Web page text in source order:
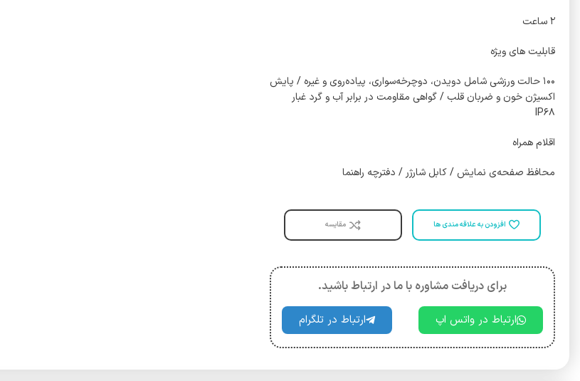
۲ ساعت
قابلیت های ویژه
۱۰۰ حالت ورزشی شامل دویدن، دوچرخه‌سواری، پیاده‌روی و غیره / پایش
اکسیژن خون و ضربان قلب / گواهی مقاومت در برابر آب و گرد غبار
IP۶۸
اقلام همراه
محافظ صفحه‌ی نمایش / کابل شارژر / دفترچه راهنما
افزودن به علاقه مندی ها مقایسه
برای دریافت مشاوره با ما در ارتباط باشید.
ارتباط در واتس اپ ارتباط در تلگرام